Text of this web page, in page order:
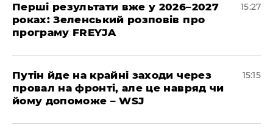
Перші результати вже у 2026–2027
роках: Зеленський розповів про
програму FREYJA
15:27
Путін йде на крайні заходи через
провал на фронті, але це навряд чи
йому допоможе – WSJ
15:15